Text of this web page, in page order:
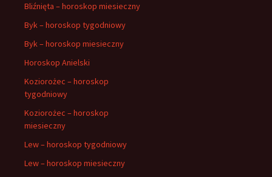
Bliźnięta – horoskop miesieczny
Byk – horoskop tygodniowy
Byk – horoskop miesieczny
Horoskop Anielski
Koziorożec – horoskop
tygodniowy
Koziorożec – horoskop
miesieczny
Lew – horoskop tygodniowy
Lew – horoskop miesieczny